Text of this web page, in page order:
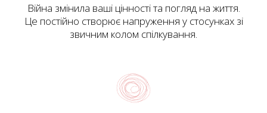
Війна змінила ваші цінності та погляд на життя.
Це постійно створює напруження у стосунках зі
звичним колом спілкування.